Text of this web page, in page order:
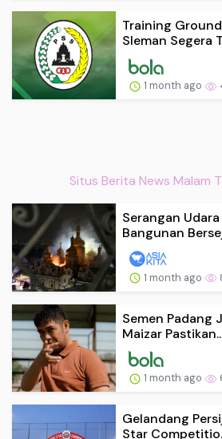
Training
Sleman Segera
1 month ago
Situs Berita News Malam
Serangan
Bangunan
1 month ago
Semen Padang
Maizar
1 month ago
Gelandang
Star